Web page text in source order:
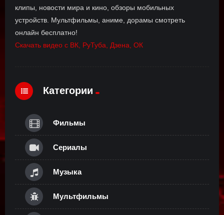
клипы, новости мира и кино, обзоры мобильных
устройств. Мультфильмы, аниме, дорамы смотреть
онлайн бесплатно!
Скачать видео с ВК, РуТуба, Дзена, ОК
Категории
Фильмы
Сериалы
Музыка
Мультфильмы